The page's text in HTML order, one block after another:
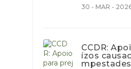
30 - MAR -
CCDR:
ízos